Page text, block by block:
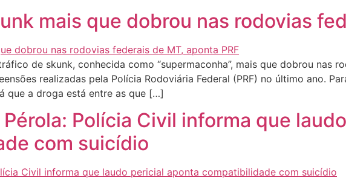
mais que dobrou nas rodovias
de skunk, conhecida como “supermaconha”, mais que dobrou nas
realizadas pela Polícia Rodoviária Federal (PRF) no último ano.
que a droga está entre as que […]
Polícia Civil informa que
com suicídio